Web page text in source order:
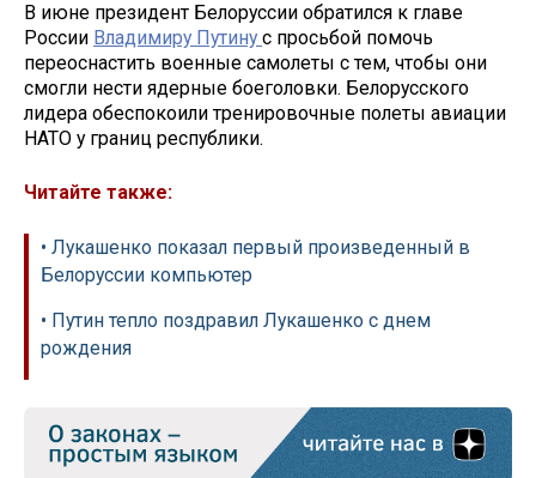
В июне президент Белоруссии обратился к главе
России Владимиру Путину с просьбой помочь
переоснастить военные самолеты с тем, чтобы они
смогли нести ядерные боеголовки. Белорусского
лидера обеспокоили тренировочные полеты авиации
НАТО у границ республики.
Читайте также:
• Лукашенко показал первый произведенный в
Белоруссии компьютер
• Путин тепло поздравил Лукашенко с днем
рождения